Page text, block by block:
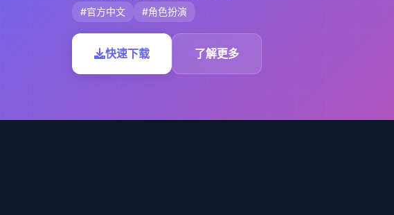
#官方中文 #角色扮演
快速下载 了解更多